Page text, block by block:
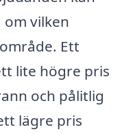
vilken
Ett
lite högre pris
och pålitlig
lägre pris